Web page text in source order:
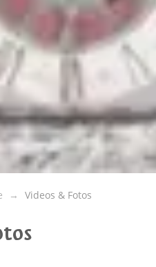
Videos & Fotos